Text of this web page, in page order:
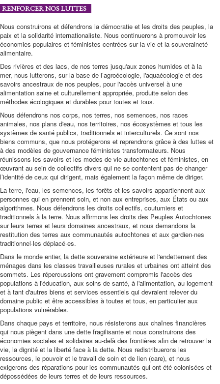
RENFORCER NOS LUTTES
Nous construirons et défendrons la démocratie et les droits des peuples, la
paix et la solidarité internationaliste. Nous continuerons à promouvoir les
économies populaires et féministes centrées sur la vie et la souveraineté
alimentaire.
Des rivières et des lacs, de nos terres jusqu'aux zones humides et à la
mer, nous lutterons, sur la base de l’agroécologie, l'aquaécologie et des
savoirs ancestraux de nos peuples, pour l'accès universel à une
alimentation saine et culturellement appropriée, produite selon des
méthodes écologiques et durables pour toutes et tous.
Nous défendrons nos corps, nos terres, nos semences, nos races
animales, nos plans d'eau, nos territoires, nos écosystèmes et tous les
systèmes de santé publics, traditionnels et interculturels. Ce sont nos
biens communs, que nous protégerons et reprendrons grâce à des luttes et
à des modèles de gouvernance féministes transformateurs. Nous
réunissons les savoirs et les modes de vie autochtones et féministes, en
œuvrant au sein de collectifs divers qui ne se contentent pas de changer
l’identité de ceux qui dirigent, mais également la façon même de diriger.
La terre, l'eau, les semences, les forêts et les savoirs appartiennent aux
personnes qui en prennent soin, et non aux entreprises, aux États ou aux
algorithmes. Nous défendrons les droits collectifs, coutumiers et
traditionnels à la terre. Nous affirmons les droits des Peuples Autochtones
sur leurs terres et leurs domaines ancestraux, et nous demandons la
restitution des terres aux communautés autochtones et aux gardien·nes
traditionnel·les déplacé·es.
Dans le monde entier, la dette souveraine extérieure et l'endettement des
ménages dans les classes travailleuses rurales et urbaines ont atteint des
sommets. Les répercussions ont gravement compromis l'accès des
populations à l'éducation, aux soins de santé, à l'alimentation, au logement
et à tant d'autres biens et services essentiels qui devraient relever du
domaine public et être accessibles à toutes et tous, en particulier aux
populations vulnérables.
Dans chaque pays et territoire, nous résisterons aux chaînes financières
qui nous piègent dans une dette fragilisante et nous construirons des
économies sociales et solidaires au-delà des frontières afin de retrouver la
vie, la dignité et la liberté face à la dette. Nous redistribuerons les
ressources, le pouvoir et le travail de soin et de lien (care), et nous
exigerons des réparations pour les communautés qui ont été colonisées et
dépossédées de leurs terres et de leurs ressources.